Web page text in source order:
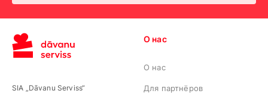
SIA „Dāvanu Serviss“
О нас
О нас
Для партнёров